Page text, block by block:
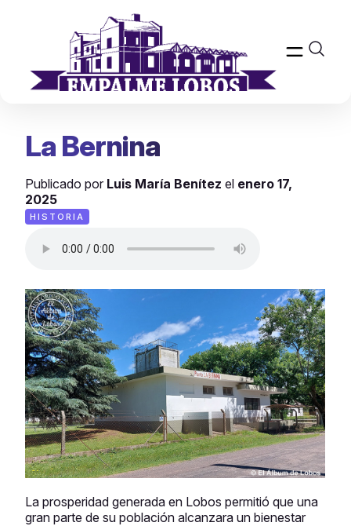
Inicio>Historia >La Bernina
La Bernina
Publicado por Luis María Benítez el enero 17,
2025
HISTORIA
La prosperidad generada en Lobos permitió que una
gran parte de su población alcanzara un bienestar